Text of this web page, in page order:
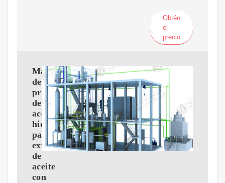
Obtén
el
precio
Máquina
de
prensa
de
aceite
hidráulico
para
extracción
de
aceite
con